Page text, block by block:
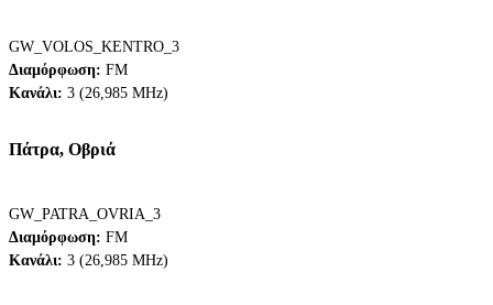
GW_VOLOS_KENTRO_3
Διαμόρφωση: FM
Κανάλι: 3 (26,985 MHz)
Πάτρα, Οβριά
GW_PATRA_OVRIA_3
Διαμόρφωση: FM
Κανάλι: 3 (26,985 MHz)